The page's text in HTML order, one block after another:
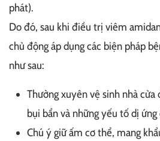
phát).
Do đó, sau khi điều trị viêm
chủ động áp dụng các biện pháp
như sau:
Thường xuyên vệ sinh nhà
bụi bẩn và những yếu tố dị
Chú ý giữ ấm cơ thể, mang